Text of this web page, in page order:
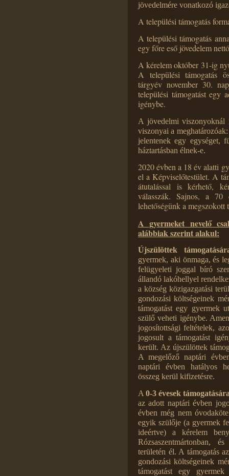
jövedelmére vonatkozó
A települési támogatás
A települési támogatás
egy főre eső jövedelem
A kérelem október 31-ig
A települési támogatás
tárgyév november 30.
települési támogatást egy
igénybe.
A jövedelmi viszonyoknál
viszonyai a
jelentenek egy egységet,
háztartásban élnek-e.
2020 évben a 18 év alatti
el a Képviselőtestület. A
átutalással is kérhető,
válasszák. Sajnos, a 70
lehetőségünk a megszokott
A gyermeket nevelő
alábbiak szerint alakul:
Újszülöttek
gyermek, aki önmaga, és
felügyeleti joggal bíró
állandó lakóhellyel
a község közigazgatási
gondozási költségeinek
támogatást egy gyermek
szülő veheti igénybe.
jogosítottsági feltételek,
jogosult a támogatást
került. Az újszülöttek
A megelőző naptári
naptári évben hatályos
összeg kerül kifizetésre.
A0-3 évesek
az adott naptári évben
évben még nem
egyik szülője (a gyermek
ideértve) a kérelem
Rózsaszentmártonban,
területén él. A támogatás
gondozási költségeinek
támogatást egy